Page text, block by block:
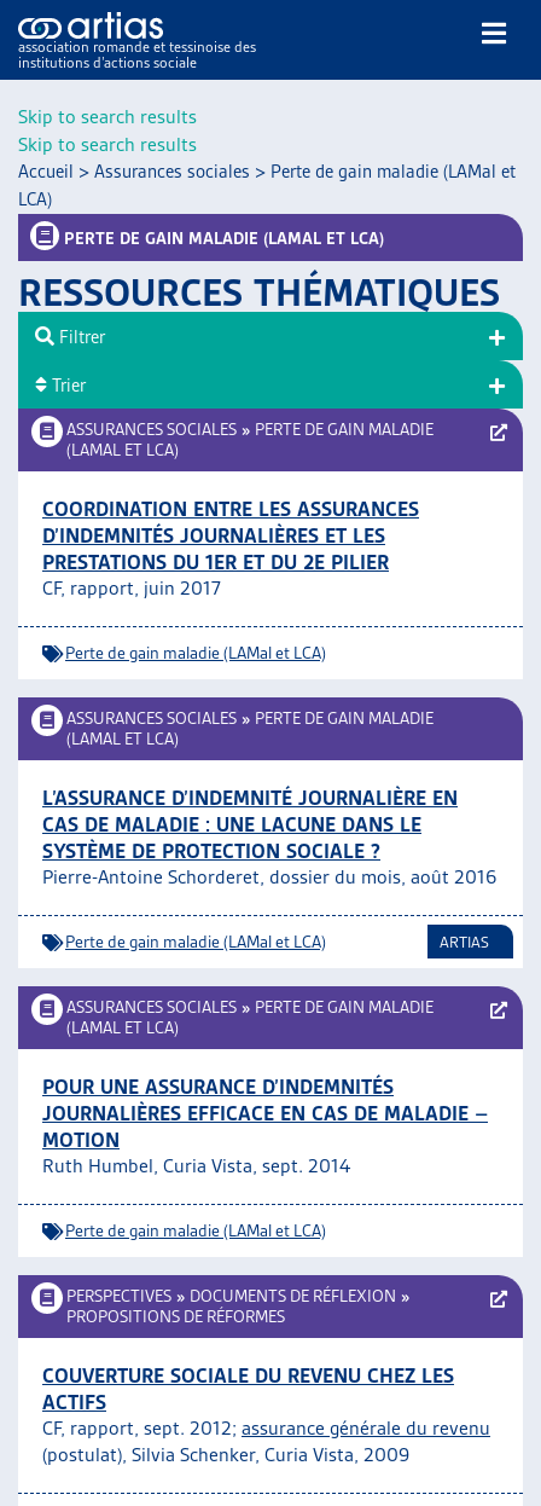
Skip to search results
Skip to search results
association romande et tessinoise des
institutions d’actions sociale
NOS PUBLICATIONS
ARTICLES
VEILLE
RESSOURCES
THÉMATIQUES
AUTRES
ARTIAS
L’ASSOCIATION
PROJETS ET ACTIVITÉS
JOURNÉES D’AUTOMNE
Accueil > Assurances sociales > Perte de gain maladie (LAMal et
LCA)
PERTE DE GAIN MALADIE (LAMAL ET LCA)
RESSOURCES THÉMATIQUES
ASSURANCES SOCIALES » PERTE DE GAIN MALADIE
(LAMAL ET LCA)
COORDINATION ENTRE LES ASSURANCES
D’INDEMNITÉS JOURNALIÈRES ET LES
PRESTATIONS DU 1ER ET DU 2E PILIER
CF, rapport, juin 2017
Perte de gain maladie (LAMal et LCA)
ASSURANCES SOCIALES » PERTE DE GAIN MALADIE
(LAMAL ET LCA)
L’ASSURANCE D’INDEMNITÉ JOURNALIÈRE EN
CAS DE MALADIE : UNE LACUNE DANS LE
SYSTÈME DE PROTECTION SOCIALE ?
Pierre-Antoine Schorderet, dossier du mois, août 2016
Perte de gain maladie (LAMal et LCA) ARTIAS
ASSURANCES SOCIALES » PERTE DE GAIN MALADIE
(LAMAL ET LCA)
POUR UNE ASSURANCE D’INDEMNITÉS
JOURNALIÈRES EFFICACE EN CAS DE MALADIE –
MOTION
Ruth Humbel, Curia Vista, sept. 2014
Perte de gain maladie (LAMal et LCA)
PERSPECTIVES » DOCUMENTS DE RÉFLEXION »
PROPOSITIONS DE RÉFORMES
COUVERTURE SOCIALE DU REVENU CHEZ LES
ACTIFS
CF, rapport, sept. 2012; assurance générale du revenu
(postulat), Silvia Schenker, Curia Vista, 2009
Filtrer
Trier